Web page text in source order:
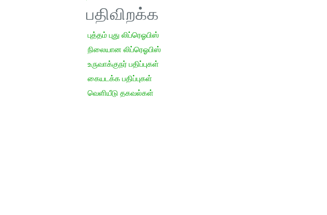
பதிவிறக்க
புத்தம் புது லிப்ரெஓபிஸ்
நிலையான லிப்ரெஓபிஸ்
உருவாக்குநர் பதிப்புகள்
கையடக்க பதிப்புகள்
வெளியீடு தகவல்கள்